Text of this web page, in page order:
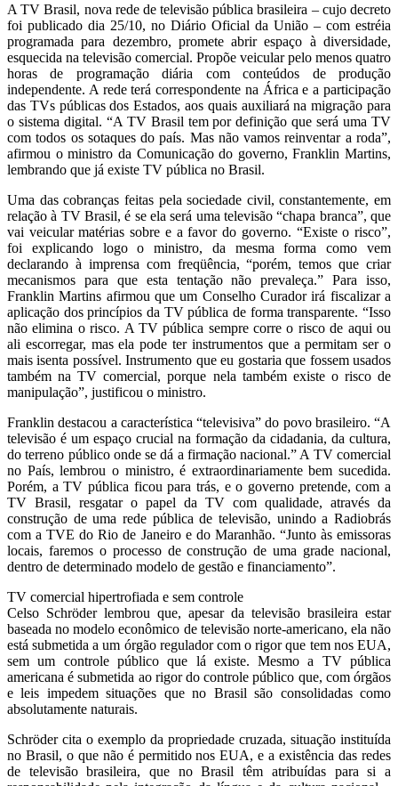
A TV Brasil, nova rede de televisão pública brasileira – cujo decreto
foi publicado dia 25/10, no Diário Oficial da União – com estréia
programada para dezembro, promete abrir espaço à diversidade,
esquecida na televisão comercial. Propõe veicular pelo menos quatro
horas de programação diária com conteúdos de produção
independente. A rede terá correspondente na África e a participação
das TVs públicas dos Estados, aos quais auxiliará na migração para
o sistema digital. “A TV Brasil tem por definição que será uma TV
com todos os sotaques do país. Mas não vamos reinventar a roda”,
afirmou o ministro da Comunicação do governo, Franklin Martins,
lembrando que já existe TV pública no Brasil.
Uma das cobranças feitas pela sociedade civil, constantemente, em
relação à TV Brasil, é se ela será uma televisão “chapa branca”, que
vai veicular matérias sobre e a favor do governo. “Existe o risco”,
foi explicando logo o ministro, da mesma forma como vem
declarando à imprensa com freqüência, “porém, temos que criar
mecanismos para que esta tentação não prevaleça.” Para isso,
Franklin Martins afirmou que um Conselho Curador irá fiscalizar a
aplicação dos princípios da TV pública de forma transparente. “Isso
não elimina o risco. A TV pública sempre corre o risco de aqui ou
ali escorregar, mas ela pode ter instrumentos que a permitam ser o
mais isenta possível. Instrumento que eu gostaria que fossem usados
também na TV comercial, porque nela também existe o risco de
manipulação”, justificou o ministro.
Franklin destacou a característica “televisiva” do povo brasileiro. “A
televisão é um espaço crucial na formação da cidadania, da cultura,
do terreno público onde se dá a firmação nacional.” A TV comercial
no País, lembrou o ministro, é extraordinariamente bem sucedida.
Porém, a TV pública ficou para trás, e o governo pretende, com a
TV Brasil, resgatar o papel da TV com qualidade, através da
construção de uma rede pública de televisão, unindo a Radiobrás
com a TVE do Rio de Janeiro e do Maranhão. “Junto às emissoras
locais, faremos o processo de construção de uma grade nacional,
dentro de determinado modelo de gestão e financiamento”.
TV comercial hipertrofiada e sem controle
Celso Schröder lembrou que, apesar da televisão brasileira estar
baseada no modelo econômico de televisão norte-americano, ela não
está submetida a um órgão regulador com o rigor que tem nos EUA,
sem um controle público que lá existe. Mesmo a TV pública
americana é submetida ao rigor do controle público que, com órgãos
e leis impedem situações que no Brasil são consolidadas como
absolutamente naturais.
Schröder cita o exemplo da propriedade cruzada, situação instituída
no Brasil, o que não é permitido nos EUA, e a existência das redes
de televisão brasileira, que no Brasil têm atribuídas para si a